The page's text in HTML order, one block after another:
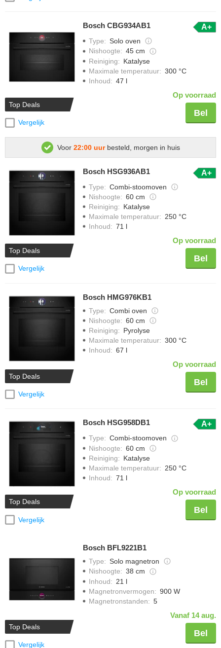
Top Deals
Vergelijk
Bosch CBG934AB1 A+
Type: Solo oven
Nishoogte: 45 cm
Reiniging: Katalyse
Maximale temperatuur: 300 °C
Inhoud: 47 l
Op voorraad
Bel
Voor 22:00 uurbesteld, morgen in huis
Top Deals
Vergelijk
Bosch HSG936AB1 A+
Type: Combi-stoomoven
Nishoogte: 60 cm
Reiniging: Katalyse
Maximale temperatuur: 250 °C
Inhoud: 71 l
Op voorraad
Bel
Top Deals
Vergelijk
Bosch HMG976KB1
Type: Combi oven
Nishoogte: 60 cm
Reiniging: Pyrolyse
Maximale temperatuur: 300 °C
Inhoud: 67 l
Op voorraad
Bel
Top Deals
Vergelijk
Bosch HSG958DB1 A+
Type: Combi-stoomoven
Nishoogte: 60 cm
Reiniging: Katalyse
Maximale temperatuur: 250 °C
Inhoud: 71 l
Op voorraad
Bel
Top Deals
Vergelijk
Bosch BFL9221B1
Type: Solo magnetron
Nishoogte: 38 cm
Inhoud: 21 l
Magnetronvermogen: 900 W
Magnetronstanden: 5
Vanaf 14 aug.
Bel